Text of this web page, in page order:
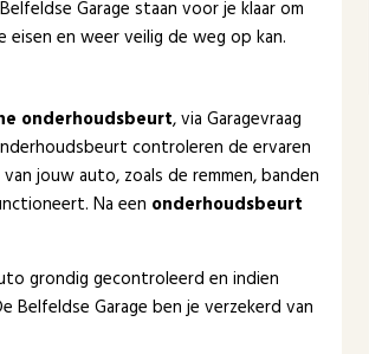
Garage staan voor je klaar om
en weer veilig de weg op kan.
onderhoudsbeurt, via Garagevraag
controleren de ervaren
jouw auto, zoals de remmen, banden
Na een onderhoudsbeurt
grondig gecontroleerd en indien
Garage ben je verzekerd van